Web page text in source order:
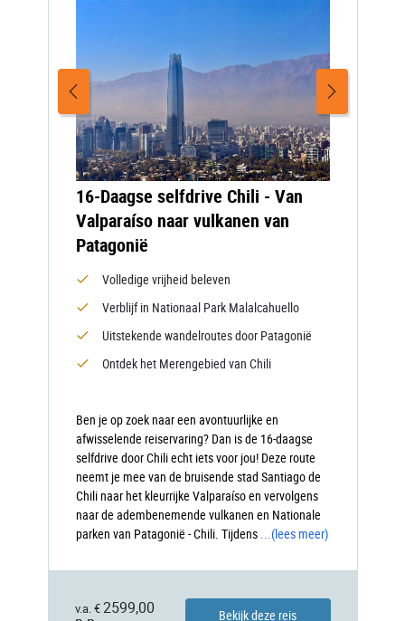
16-Daagse selfdrive Chili - Van
Valparaíso naar vulkanen van
Patagonië
Volledige vrijheid beleven
Verblijf in Nationaal Park Malalcahuello
Uitstekende wandelroutes door Patagonië
Ontdek het Merengebied van Chili
Ben je op zoek naar een avontuurlijke en
afwisselende reiservaring? Dan is de 16-daagse
selfdrive door Chili echt iets voor jou! Deze route
neemt je mee van de bruisende stad Santiago de
Chili naar het kleurrijke Valparaíso en vervolgens
naar de adembenemende vulkanen en Nationale
parken van Patagonië - Chili. Tijdens ...(lees meer)
v.a. € 2599,00
Bekijk deze reis